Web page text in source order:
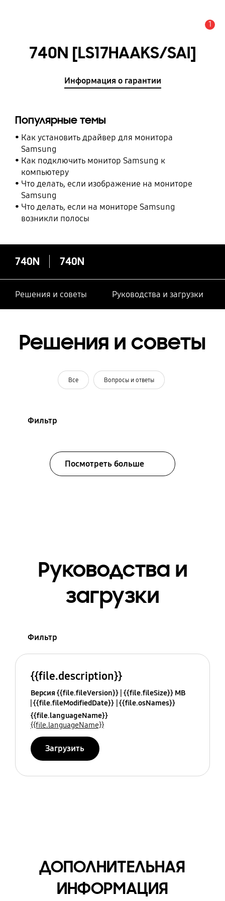
1
740N [LS17HAAKS/SAI]
Информация о гарантии
Популярные темы
Как установить драйвер для монитора
Samsung
Как подключить монитор Samsung к
компьютеру
Что делать, если изображение на мониторе
Samsung
Что делать, если на мониторе Samsung
возникли полосы
740N 740N
Решения и советы Руководства и загрузки
Решения и советы
Все Вопросы и ответы
Фильтр
Посмотреть больше
Руководства и
загрузки
Фильтр
{{file.description}}
Версия {{file.fileVersion}} {{file.fileSize}} MB
{{file.fileModifiedDate}} {{file.osNames}}
{{file.languageName}}
{{file.languageName}}
Загрузить
ДОПОЛНИТЕЛЬНАЯ
ИНФОРМАЦИЯ